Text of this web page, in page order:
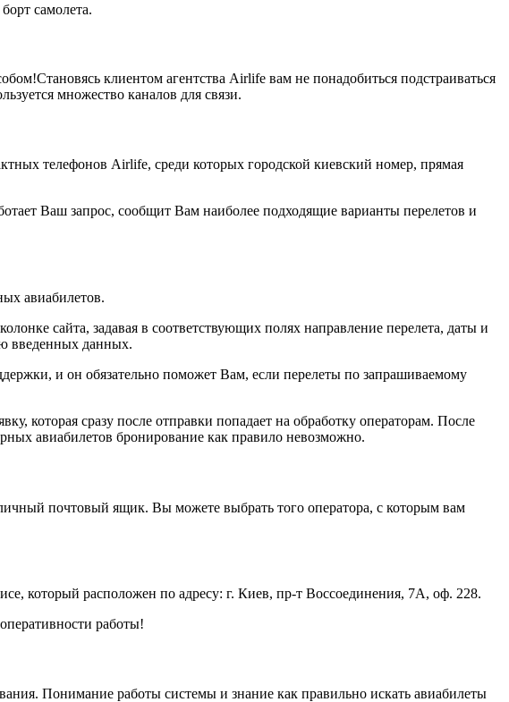
самолета.
клиентом агентства Airlife вам не понадобиться подстраиваться
множество каналов для связи.
телефонов Airlife, среди которых городской киевский номер, прямая
Ваш запрос, сообщит Вам наиболее подходящие варианты перелетов и
авиабилетов.
сайта, задавая в соответствующих полях направление перелета, даты и
введенных данных.
и он обязательно поможет Вам, если перелеты по запрашиваемому
которая сразу после отправки попадает на обработку операторам. После
авиабилетов бронирование как правило невозможно.
почтовый ящик. Вы можете выбрать того оператора, с которым вам
который расположен по адресу: г. Киев, пр-т Воссоединения, 7А, оф. 228.
работы!
Понимание работы системы и знание как правильно искать авиабилеты